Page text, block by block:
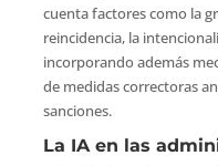
cuenta factores como la
reincidencia, la
incorporando además
de medidas correctoras
sanciones.
La IA en las